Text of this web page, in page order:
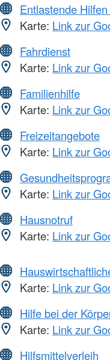
Entlastende
Karte: Link zur
Fahrdienst
Karte: Link zur
Familienhilfe
Karte: Link zur
Freizeitangebote
Karte: Link zur
Karte: Link zur
Hausnotruf
Karte: Link zur
Karte: Link zur
Hilfe bei der
Karte: Link zur
Hilfsmittelverleih